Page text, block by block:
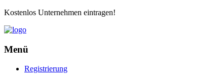
Kostenlos Unternehmen eintragen!
Menü
Registrierung